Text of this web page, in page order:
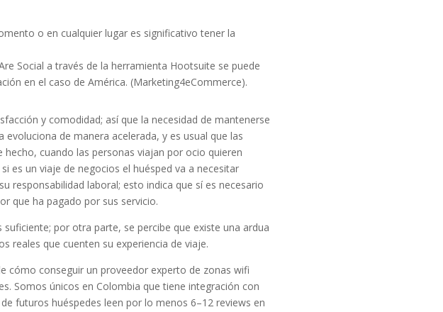
o en cualquier lugar es significativo tener la
Social a través de la herramienta Hootsuite se puede
en el caso de América. (Marketing4eCommerce).
y comodidad; así que la necesidad de mantenerse
de manera acelerada, y es usual que las
cuando las personas viajan por ocio quieren
es un viaje de negocios el huésped va a necesitar
responsabilidad laboral; esto indica que sí es necesario
que ha pagado por sus servicio.
por otra parte, se percibe que existe una ardua
reales que cuenten su experiencia de viaje.
cómo conseguir un proveedor experto de zonas wifi
Somos únicos en Colombia que tiene integración con
futuros huéspedes leen por lo menos 6–12 reviews en